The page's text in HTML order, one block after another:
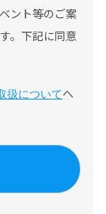
ント等のご案
。下記に同意
扱についてへ